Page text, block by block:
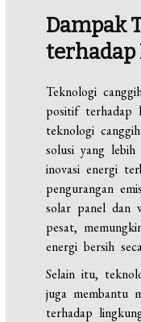
Dampak
Teknologi
positif terhadap
teknologi
solusi yang
inovasi energi
pengurangan
solar panel dan
pesat,
energi bersih
Selain itu,
juga membantu
terhadap